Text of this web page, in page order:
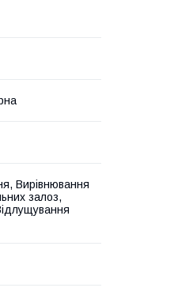
Вирівнювання
залоз,